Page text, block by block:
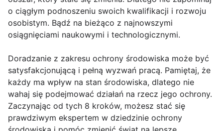
o ciągłym podnoszeniu swoich kwalifikacji i rozwoju
osobistym. Bądź na bieżąco z najnowszymi
osiągnięciami naukowymi i technologicznymi.
Doradzanie z zakresu ochrony środowiska może być
satysfakcjonującą i pełną wyzwań pracą. Pamiętaj, że
każdy ma wpływ na stan środowiska, dlatego nie
wahaj się podejmować działań na rzecz jego ochrony.
Zaczynając od tych 8 kroków, możesz stać się
prawdziwym ekspertem w dziedzinie ochrony